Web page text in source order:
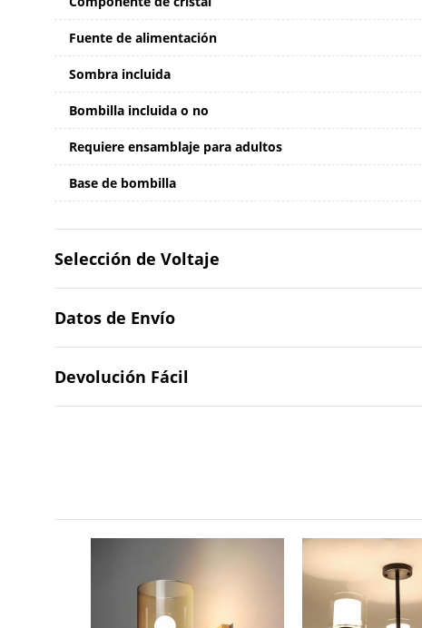
Fuente de alimentación
Sombra incluida
Bombilla incluida o no
Requiere ensamblaje para adultos
Base de bombilla
Selección de Voltaje
Datos de Envío
Devolución Fácil